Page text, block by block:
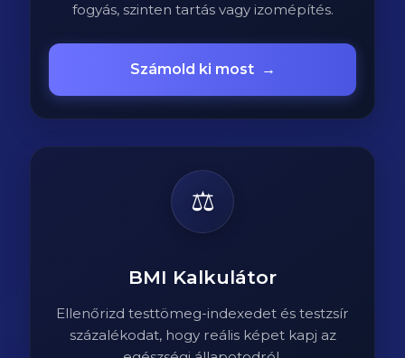
fogyás, szinten tartás vagy izomépítés.
Számold ki most →
⚖️
BMI Kalkulátor
Ellenőrizd testtömeg-indexedet és testzsír
százalékodat, hogy reális képet kapj az